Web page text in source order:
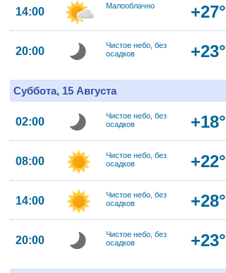
14:00 Малооблачно +27°
20:00
Чистое небо, без
осадков
+23°
Суббота, 15 Августа
02:00
Чистое небо, без
осадков
+18°
08:00
Чистое небо, без
осадков
+22°
14:00
Чистое небо, без
осадков
+28°
20:00
Чистое небо, без
осадков
+23°